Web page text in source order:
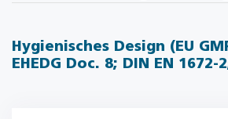
Hygienisches Design (EU
EHEDG Doc. 8; DIN EN 1672-